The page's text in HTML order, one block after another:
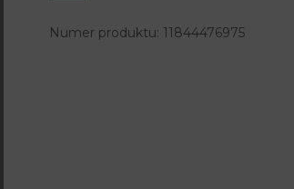
Numer produktu: 11844476975